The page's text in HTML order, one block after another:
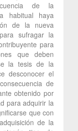
de la
habitual haya
de la nueva
sufragar la
para
que deben
la tesis de la
desconocer el
de
obtenido por
para adquirir la
que con
de la